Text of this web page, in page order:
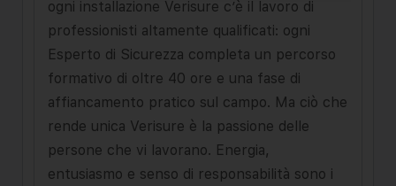
ogni installazione Verisure c’è il lavoro di
professionisti altamente qualificati: ogni
Esperto di Sicurezza completa un percorso
formativo di oltre 40 ore e una fase di
affiancamento pratico sul campo. Ma ciò che
rende unica Verisure è la passione delle
persone che vi lavorano. Energia,
entusiasmo e senso di responsabilità sono i